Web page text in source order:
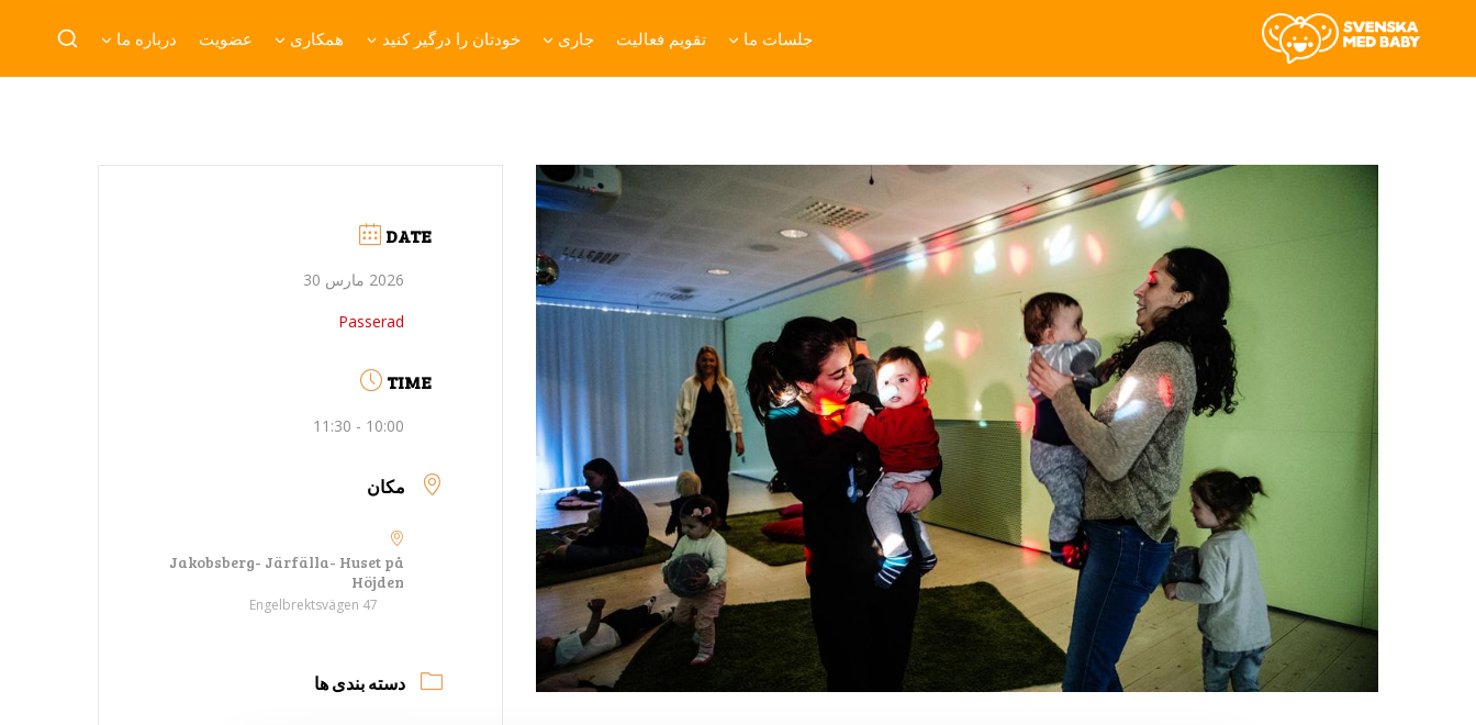
جلسات ما تقویم فعالیت جاری خودتان را درگیر کنید همکاری عضویت درباره ما
DATE
2026 مارس 30
Passerad
TIME
10:00 - 11:30
مکان
Jakobsberg- Järfälla- Huset på
Höjden
Engelbrektsvägen 47
دسته بندی ها